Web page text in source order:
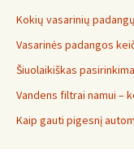
Kokių vasarinių
Vasarinės padangos
Šiuolaikiškas
Vandens filtrai namui –
Kaip gauti pigesnį